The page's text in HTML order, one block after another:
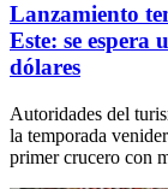
Lanzamiento
Este: se espera
dólares
Autoridades del
la temporada
primer crucero con